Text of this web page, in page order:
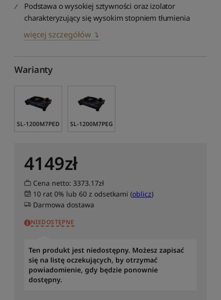
Podstawa o wysokiej sztywności oraz izolator
charakteryzujący się wysokim stopniem tłumienia
więcej szczegółów ↴
Warianty
SL-1200M7PED SL-1200M7PEG
4149zł
Cena netto: 3373.17zł
10 rat 0% lub 60 z odsetkami (oblicz)
Darmowa dostawa
NIEDOSTĘPNE
Ten produkt jest niedostępny. Możesz zapisać
się na listę oczekujących, by otrzymać
powiadomienie, gdy będzie ponownie
dostępny.